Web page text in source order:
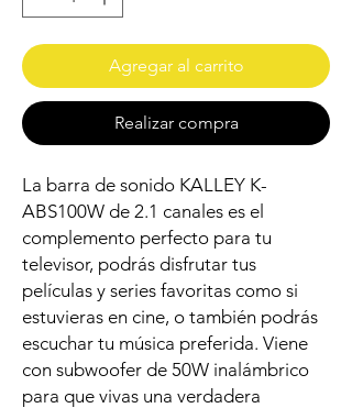
Agregar al carrito
Realizar compra
La barra de sonido KALLEY K-
ABS100W de 2.1 canales es el
complemento perfecto para tu
televisor, podrás disfrutar tus
películas y series favoritas como si
estuvieras en cine, o también podrás
escuchar tu música preferida. Viene
con subwoofer de 50W inalámbrico
para que vivas una verdadera